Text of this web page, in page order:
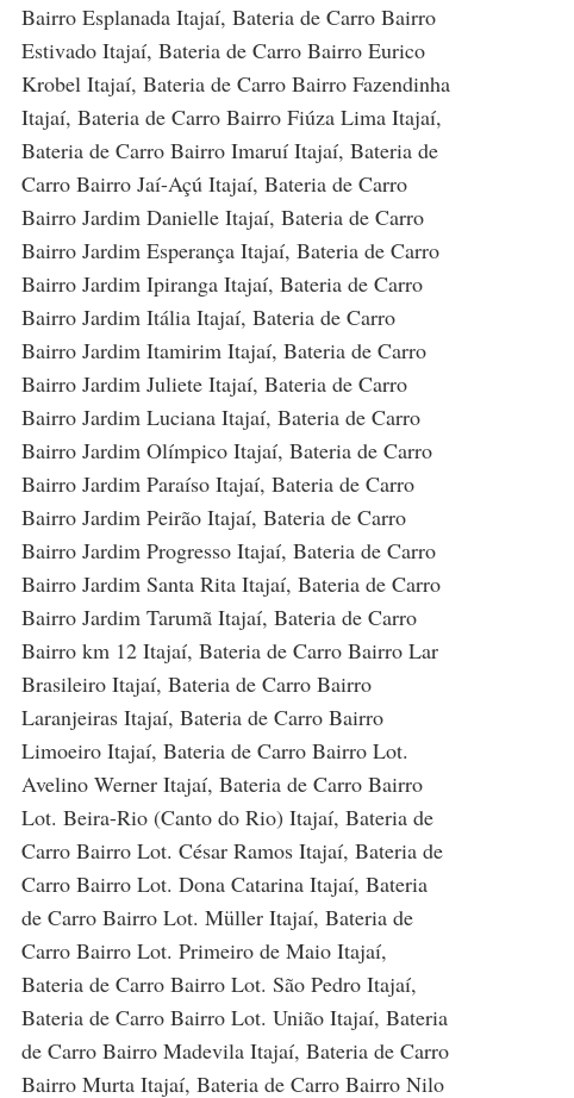
Bairro Esplanada Itajaí, Bateria de Carro Bairro
Estivado Itajaí, Bateria de Carro Bairro Eurico
Krobel Itajaí, Bateria de Carro Bairro Fazendinha
Itajaí, Bateria de Carro Bairro Fiúza Lima Itajaí,
Bateria de Carro Bairro Imaruí Itajaí, Bateria de
Carro Bairro Jaí-Açú Itajaí, Bateria de Carro
Bairro Jardim Danielle Itajaí, Bateria de Carro
Bairro Jardim Esperança Itajaí, Bateria de Carro
Bairro Jardim Ipiranga Itajaí, Bateria de Carro
Bairro Jardim Itália Itajaí, Bateria de Carro
Bairro Jardim Itamirim Itajaí, Bateria de Carro
Bairro Jardim Juliete Itajaí, Bateria de Carro
Bairro Jardim Luciana Itajaí, Bateria de Carro
Bairro Jardim Olímpico Itajaí, Bateria de Carro
Bairro Jardim Paraíso Itajaí, Bateria de Carro
Bairro Jardim Peirão Itajaí, Bateria de Carro
Bairro Jardim Progresso Itajaí, Bateria de Carro
Bairro Jardim Santa Rita Itajaí, Bateria de Carro
Bairro Jardim Tarumã Itajaí, Bateria de Carro
Bairro km 12 Itajaí, Bateria de Carro Bairro Lar
Brasileiro Itajaí, Bateria de Carro Bairro
Laranjeiras Itajaí, Bateria de Carro Bairro
Limoeiro Itajaí, Bateria de Carro Bairro Lot.
Avelino Werner Itajaí, Bateria de Carro Bairro
Lot. Beira-Rio (Canto do Rio) Itajaí, Bateria de
Carro Bairro Lot. César Ramos Itajaí, Bateria de
Carro Bairro Lot. Dona Catarina Itajaí, Bateria
de Carro Bairro Lot. Müller Itajaí, Bateria de
Carro Bairro Lot. Primeiro de Maio Itajaí,
Bateria de Carro Bairro Lot. São Pedro Itajaí,
Bateria de Carro Bairro Lot. União Itajaí, Bateria
de Carro Bairro Madevila Itajaí, Bateria de Carro
Bairro Murta Itajaí, Bateria de Carro Bairro Nilo